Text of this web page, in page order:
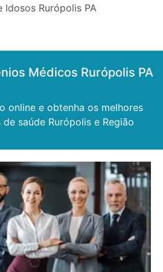
Idosos Rurópolis PA
Médicos Rurópolis PA
online e obtenha os melhores
saúde Rurópolis e Região